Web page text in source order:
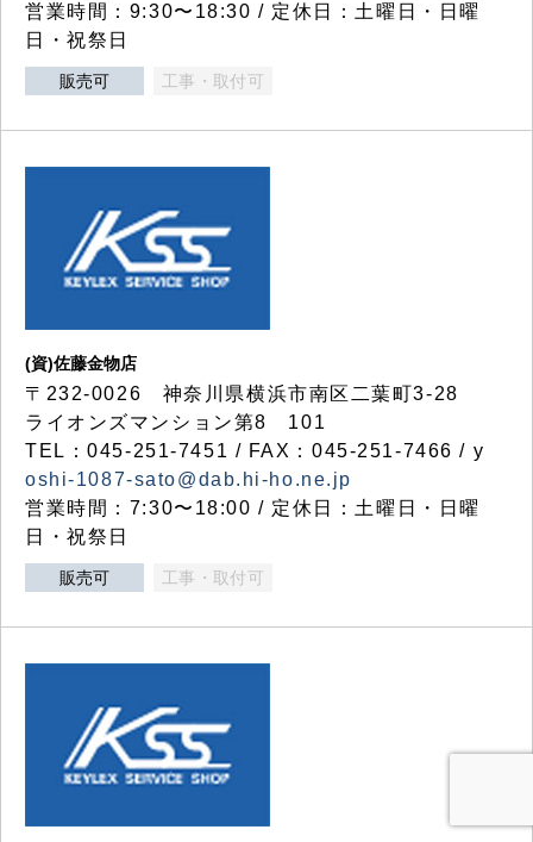
営業時間：9:30〜18:30 / 定休日：土曜日・日曜
日・祝祭日
販売可 工事・取付可
(資)佐藤金物店
〒232-0026 神奈川県横浜市南区二葉町3-28
ライオンズマンション第8 101
TEL：045-251-7451 / FAX：045-251-7466 / y
oshi-1087-sato@dab.hi-ho.ne.jp
営業時間：7:30〜18:00 / 定休日：土曜日・日曜
日・祝祭日
販売可 工事・取付可